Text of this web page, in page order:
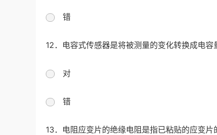
错
12．电容式传感器是将被测量的变化转换成电容
对
错
13．电阻应变片的绝缘电阻是指已粘贴的应变